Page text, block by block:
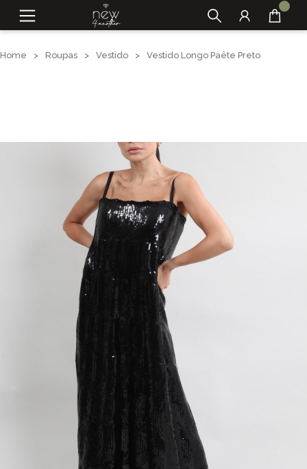
Home > Roupas > Vestido > Vestido Longo Paête Preto